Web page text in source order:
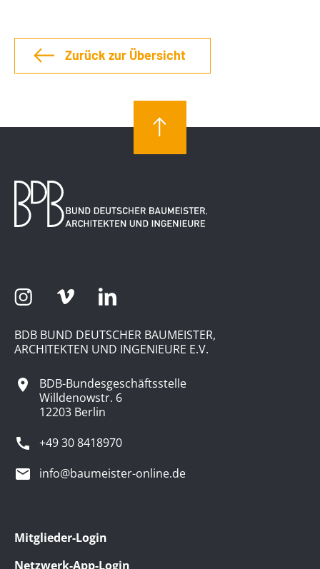
Zurück zur Übersicht
BDB BUND DEUTSCHER BAUMEISTER,
ARCHITEKTEN UND INGENIEURE E.V.
BDB-Bundesgeschäftsstelle
Willdenowstr. 6
12203 Berlin
+49 30 8418970
info@baumeister-online.de
Mitglieder-Login
Netzwerk-App-Login